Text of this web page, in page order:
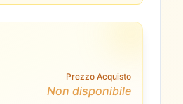
Prezzo Acquisto
Non disponibile